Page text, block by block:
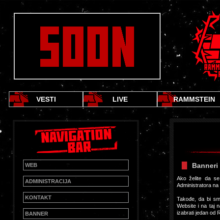
VESTI LIVE RAMMSTEIN
WEB
ADMINISTRACIJA
KONTAKT
BANNER
Banneri
Ako želite da
Administratora
Takođe, da bi
Website i na taj
izabrati jedan od